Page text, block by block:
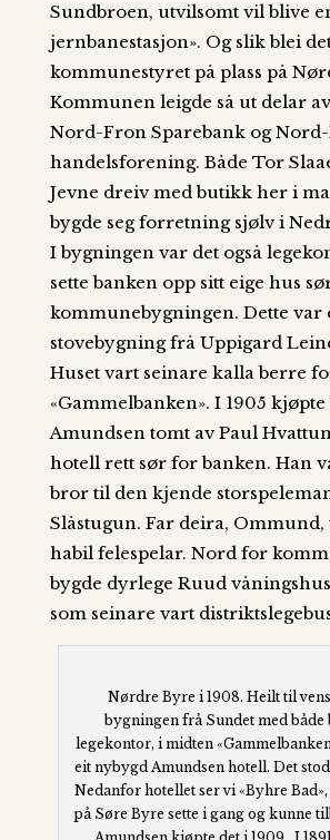
Sundbroen, utvilsomt vil blive
jernbanestasjon». Og slik blei
kommunestyret på plass på
Kommunen leigde så ut delar
Nord-Fron Sparebank og
handelsforening. Både Tor
Jevne dreiv med butikk her i
bygde seg forretning sjølv i
I bygningen var det også
sette banken opp sitt eige hus
kommunebygningen. Dette var
stovebygning frå Uppigard
Huset vart seinare kalla berre
«Gammelbanken». I 1905
Amundsen tomt av Paul
hotell rett sør for banken. Han
bror til den kjende
Slåstugun. Far deira, Ommund,
habil felespelar. Nord for
bygde dyrlege Ruud
som seinare vart
Nørdre Byre i 1908. Heilt til
bygningen frå Sundet med
legekontor, i midten
eit nybygd Amundsen hotell. Det
Nedanfor hotellet ser vi «Byhre
på Søre Byre sette i gang og kunne